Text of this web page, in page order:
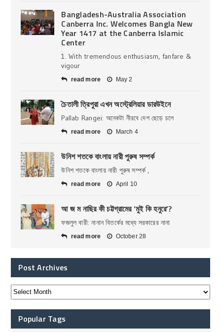
Bangladesh-Australia Association
Canberra Inc. Welcomes Bangla New
Year 1417 at the Canberra Islamic
Center
1. With tremendous enthusiasm, fanfare &
vigour
read more May 2
চৈতালী ত্রিপুরা এখন অস্ট্রেলিয়ার ডারউইনে
Pallab Rangei: অনেকটা নীরবে দেশ ছেড়ে চলে
read more March 4
উনিশ শতকে বাংলায় নারী পুরুষ সম্পর্ক
উনিশ শতকে বাংলায় নারী পুরুষ সম্পর্ক ,
read more April 10
আ জ ম নাছির কী চট্টগ্রামের ‘মুই কি হনুরে’?
ফজলুল বারী: নানান বিতর্কের মধ্যে সরকারের নানা
read more October 28
Post Archives
Popular Tags